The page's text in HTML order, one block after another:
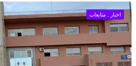
اخبار . متابعات